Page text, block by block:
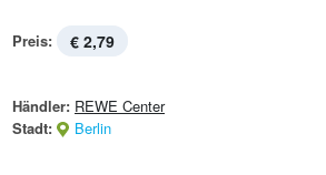
Preis: € 2,79
Händler: REWE Center
Stadt:
Berlin